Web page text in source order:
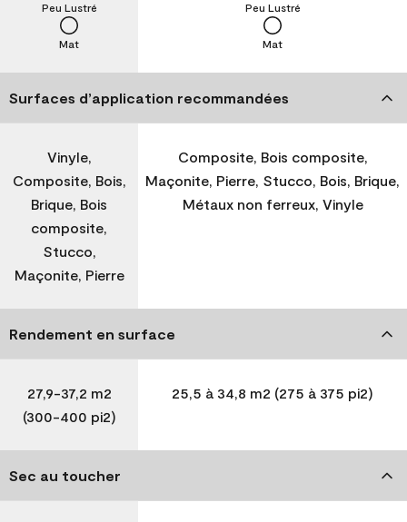
Mat
Peu Lustré
Mat
Peu Lustré
Surfaces d’application recommandées
Vinyle,
Composite, Bois,
Brique, Bois
composite,
Stucco,
Maçonite, Pierre
Composite, Bois composite,
Maçonite, Pierre, Stucco, Bois, Brique,
Métaux non ferreux, Vinyle
Rendement en surface
27,9-37,2 m2
(300-400 pi2)
25,5 à 34,8 m2 (275 à 375 pi2)
Sec au toucher